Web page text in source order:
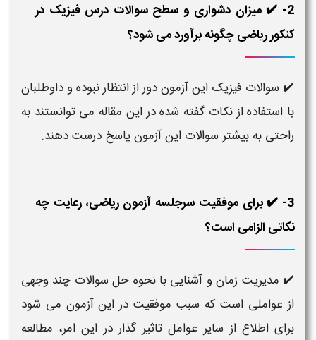
2- ✔️ میزان دشواری و سطح سوالات درس فیزیک در
کنکور ریاضی چگونه برآورد می شود؟
✔️ سوالات فیزیک این آزمون دور از انتظار نبوده و داوطلبان
با استفاده از نکات گفته شده در این مقاله می توانستند به
راحتی به بیشتر سوالات این آزمون پاسخ درست دهند.
3- ✔️ برای موفقیت سرجلسه آزمون ریاضی، رعایت چه
نکاتی الزامی است؟
✔️ مدیریت زمان و آشنایی با نحوه حل سوالات چند وجهی
از عواملی است که سبب موفقیت در این آزمون می شود
برای اطلاع از سایر عوامل تاثیر گذار در این امر، مطالعه